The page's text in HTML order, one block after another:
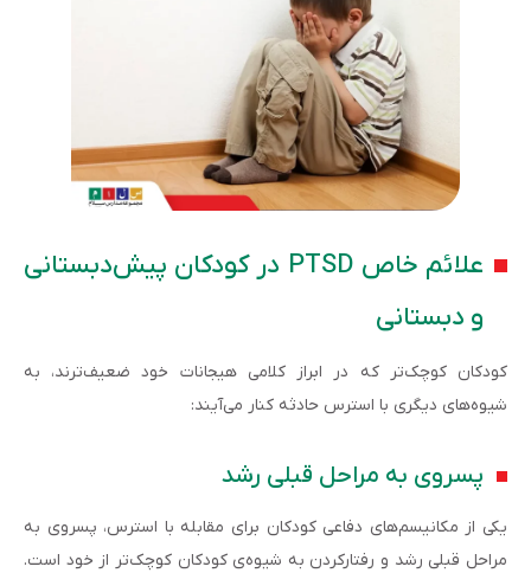
علائم خاص PTSD در کودکان پیش‌دبستانی
و دبستانی
کودکان کوچک‌تر که در ابراز کلامی هیجانات خود ضعیف‌ترند، به
شیوه‌های دیگری با استرس حادثه کنار می‌آیند:
پسروی به مراحل قبلی رشد
یکی از مکانیسم‌های دفاعی کودکان برای مقابله با استرس، پسروی به
مراحل‌ قبلی رشد و رفتارکردن به شیوه‌ی کودکان کوچک‌تر از خود است.